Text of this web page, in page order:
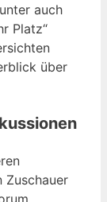
auch
Platz“
über
Zuschauer